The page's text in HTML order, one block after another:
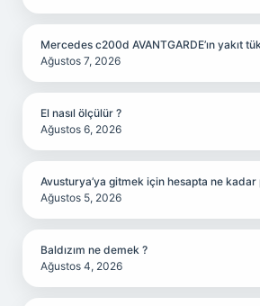
Mercedes c200d AVANTGARDE’ın yakıt
Ağustos 7, 2026
El nasıl ölçülür ?
Ağustos 6, 2026
Avusturya’ya gitmek için hesapta ne kadar
Ağustos 5, 2026
Baldızım ne demek ?
Ağustos 4, 2026